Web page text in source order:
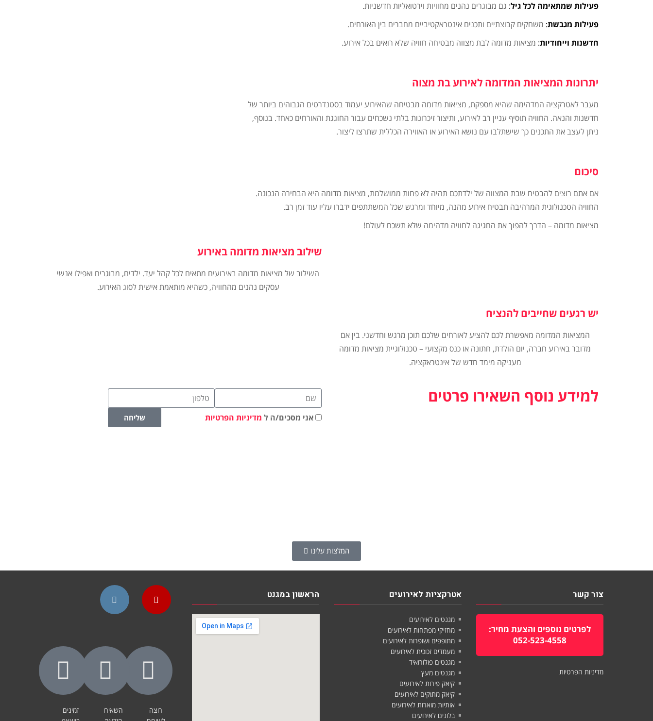
פעילות שמתאימה לכל גיל: גם מבוגרים נהנים מחוויות וירטואליות חדשניות.
פעילות מגבשת: משחקים קבוצתיים ותכנים אינטראקטיביים מחברים בין האורחים.
חדשנות וייחודיות: מציאות מדומה לבת מצווה מבטיחה חוויה שלא רואים בכל אירוע.
יתרונות המציאות המדומה לאירוע בת מצוה
מעבר לאטרקציה המדהימה שהיא מספקת, מציאות מדומה מבטיחה שהאירוע יעמוד בסטנדרטים הגבוהים ביותר של
חדשנות והנאה. החוויה תוסיף עניין רב לאירוע, ותיצור זיכרונות בלתי נשכחים עבור החוגגת והאורחים כאחד. בנוסף,
ניתן לעצב את התכנים כך שישתלבו עם נושא האירוע או האווירה הכללית שתרצו ליצור.
סיכום
אם אתם רוצים להבטיח שבת המצווה של ילדתכם תהיה לא פחות ממושלמת, מציאות מדומה היא הבחירה הנכונה.
החוויה הטכנולוגית המרהיבה תבטיח אירוע מהנה, מיוחד ומרגש שכל המשתתפים ידברו עליו עוד זמן רב.
מציאות מדומה – הדרך להפוך את החגיגה לחוויה מדהימה שלא תשכח לעולם!
שילוב מציאות מדומה באירוע
השילוב של מציאות מדומה באירועים מתאים לכל קהל יעד. ילדים, מבוגרים ואפילו אנשי
עסקים נהנים מהחוויה, כשהיא מותאמת אישית לסוג האירוע.
יש רגעים שחייבים להנציח
המציאות המדומה מאפשרת לכם להציע לאורחים שלכם תוכן מרגש וחדשני. בין אם
מדובר באירוע חברה, יום הולדת, חתונה או כנס מקצועי – טכנולוגיית מציאות מדומה
מעניקה מימד חדש של אינטראקציה.
למידע נוסף השאירו פרטים
אני מסכים/ה ל מדיניות הפרטיות שליחה
המלצות עלינו
צור קשר
לפרטים נוספים והצעת מחיר:
052-523-4558
מדיניות הפרטיות
אטרקציות לאירועים
מגנטים לאירועים
מחזיקי מפתחות לאירועים
מתופפים ושופרות לאירועים
מעמדים זכוכית לאירועים
מגנטים פולורואיד
מגנטים מעץ
קיאק פירות לאירועים
קיאק מתוקים לאירועים
אותיות מוארות לאירועים
בלונים לאירועים
הראשון במגנט
רוצה
השאירו
זמינים